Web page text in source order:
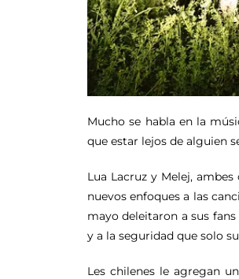
Mucho se habla en la
que estar lejos de alguien
Lua Lacruz y Melej,
nuevos enfoques a las
mayo deleitaron a sus
y a la seguridad que solo
Les chilenes le agregan